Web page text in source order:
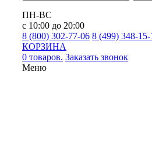
ПН-ВС
с 10:00 до 20:00
8 (800) 302-77-06 8 (499) 348-15-
КОРЗИНА
0 товаров. Заказать звонок
Меню